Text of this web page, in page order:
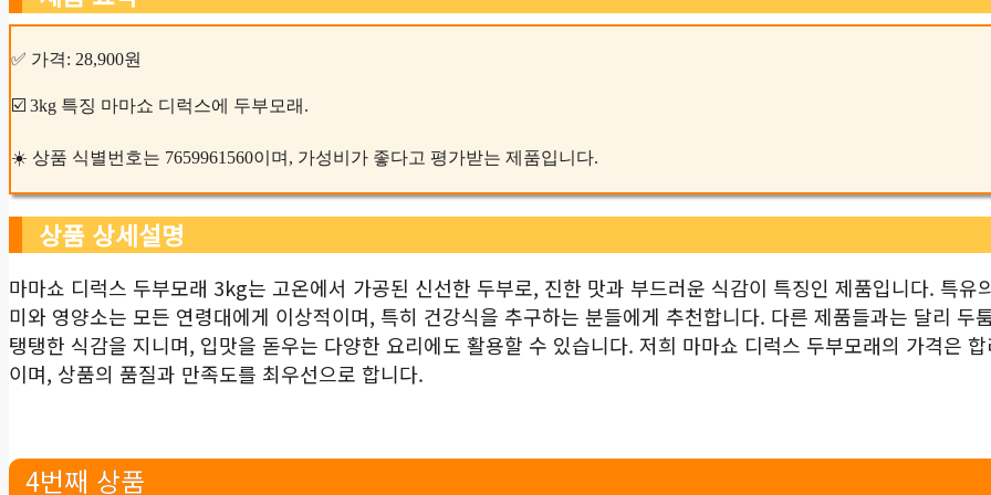
✅ 가격: 28,900원
☑️ 3kg 특징 마마쇼 디럭스에 두부모래.
☀️ 상품 식별번호는 7659961560이며, 가성비가 좋다고 평가받는 제품입니다.
상품 상세설명
마마쇼 디럭스 두부모래 3kg는 고온에서 가공된 신선한 두부로, 진한 맛과 부드러운 식감이 특징인 제품입니다. 특유
미와 영양소는 모든 연령대에게 이상적이며, 특히 건강식을 추구하는 분들에게 추천합니다. 다른 제품들과는 달리 두
탱탱한 식감을 지니며, 입맛을 돋우는 다양한 요리에도 활용할 수 있습니다. 저희 마마쇼 디럭스 두부모래의 가격은 합
이며, 상품의 품질과 만족도를 최우선으로 합니다.
4번째 상품